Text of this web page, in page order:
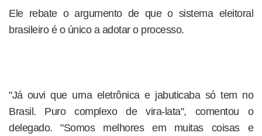
Ele rebate o argumento de que o sistema eleitoral
brasileiro é o único a adotar o processo.
"Já ouvi que urna eletrônica e jabuticaba só tem no
Brasil. Puro complexo de vira-lata", comentou o
delegado. "Somos melhores em muitas coisas e